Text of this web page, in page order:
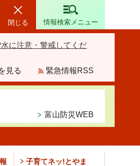
閉じる
情報検索メニュー
に注意・警戒してくだ
見る
緊急情報RSS
富山防災WEB
子育てネッ!とやま